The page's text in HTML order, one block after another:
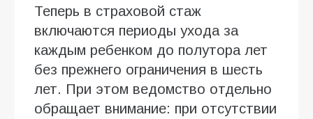
Теперь в страховой стаж
включаются периоды ухода за
каждым ребенком до полутора лет
без прежнего ограничения в шесть
лет. При этом ведомство отдельно
обращает внимание: при отсутствии